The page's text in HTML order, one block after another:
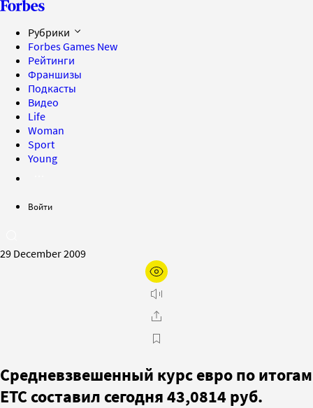
Рубрики
Forbes Games New
Рейтинги
Франшизы
Подкасты
Видео
Life
Woman
Sport
Young
Войти
29 December 2009
Средневзвешенный курс евро по итогам
ЕТС составил сегодня 43,0814 руб.